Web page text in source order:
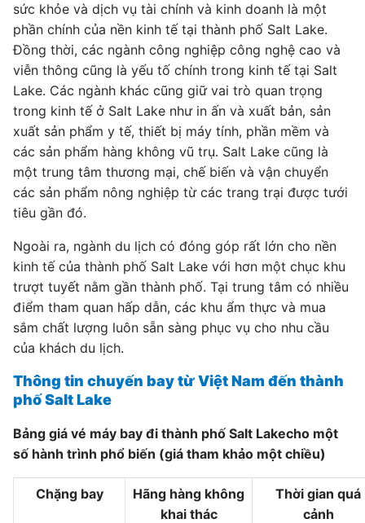
sức khỏe và dịch vụ tài chính và kinh doanh là một
phần chính của nền kinh tế tại thành phố Salt Lake.
Đồng thời, các ngành công nghiệp công nghệ cao và
viễn thông cũng là yếu tố chính trong kinh tế tại Salt
Lake. Các ngành khác cũng giữ vai trò quan trọng
trong kinh tế ở Salt Lake như in ấn và xuất bản, sản
xuất sản phẩm y tế, thiết bị máy tính, phần mềm và
các sản phẩm hàng không vũ trụ. Salt Lake cũng là
một trung tâm thương mại, chế biến và vận chuyển
các sản phẩm nông nghiệp từ các trang trại được tưới
tiêu gần đó.
Ngoài ra, ngành du lịch có đóng góp rất lớn cho nền
kinh tế của thành phố Salt Lake với hơn một chục khu
trượt tuyết nằm gần thành phố. Tại trung tâm có nhiều
điểm tham quan hấp dẫn, các khu ẩm thực và mua
sắm chất lượng luôn sẵn sàng phục vụ cho nhu cầu
của khách du lịch.
Thông tin chuyến bay từ Việt Nam đến thành
phố Salt Lake
Bảng giá vé máy bay đi thành phố Salt Lakecho một
số hành trình phổ biến (giá tham khảo một chiều)
Chặng bay
Hãng hàng không
khai thác
Thời gian quá
cảnh